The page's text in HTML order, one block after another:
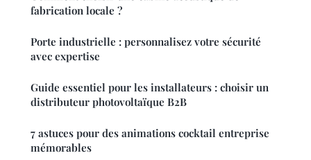
fabrication locale ?
Porte industrielle : personnalisez votre sécurité
avec expertise
Guide essentiel pour les installateurs : choisir un
distributeur photovoltaïque B2B
7 astuces pour des animations cocktail entreprise
mémorables